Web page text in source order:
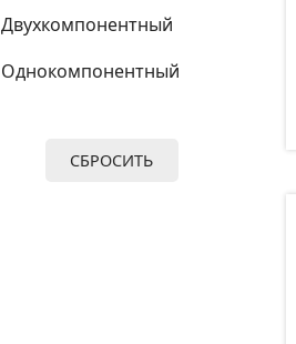
Двухкомпонентный
Однокомпонентный
СБРОСИТЬ